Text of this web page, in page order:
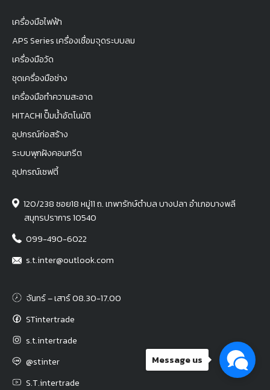
เครื่องมือไฟฟ้า
APS Series เครื่องเชื่อมจุดระบบลม
เครื่องมือวัด
ชุดเครื่องมือช่าง
เครื่องมือทำความสะอาด
HITACHI ปั๊มน้ำอัตโนมัติ
อุปกรณ์ก่อสร้าง
ระบบพุกฝังคอนกรีต
อุปกรณ์เซฟตี้
120/238 ซอย18 หมู่11 ถ. เทพารักษ์ตำบล บางปลา อำเภอบางพลี
สมุทรปราการ 10540
099-490-6022
s.t.inter@outlook.com
จันทร์ – เสาร์ 08.30-17.00
STintertrade
s.t.intertrade
@stinter
S.T.intertrade
Message us